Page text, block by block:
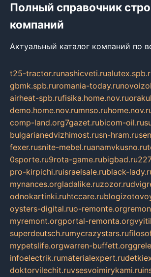
Полный справочник
компаний
Актуальный каталог компаний по
t25-tractor.runashicveti.ru
gbmk.spb.ruromania-today.ru
airheat-spb.rufisika.home.nov.ru
demo.home.nov.rumnso.ru
comp-land.org7gazet.rubicom-oil.ru
bulgarianedvizhimost.rusn-hram.ru
fexer.rusnite-mebel.ruanamvkusno.ru
0sporte.ru9rota-game.rubigbad.ru
pro-kirpichi.ruisraelsale.rublack-
mynances.orgladalike.ruzozor.ru
odnokartinki.ruhtccare.ru
oysters-digital.ruo-remonte.org
myremont.orgportal-remonta.org
superdeutsch.rumycrazystars.ru
mypetslife.orgwarren-buffett.org
infoelectrik.rumaterialexpert.ru
doktorvilechit.ruvsesvoimirykami.ru